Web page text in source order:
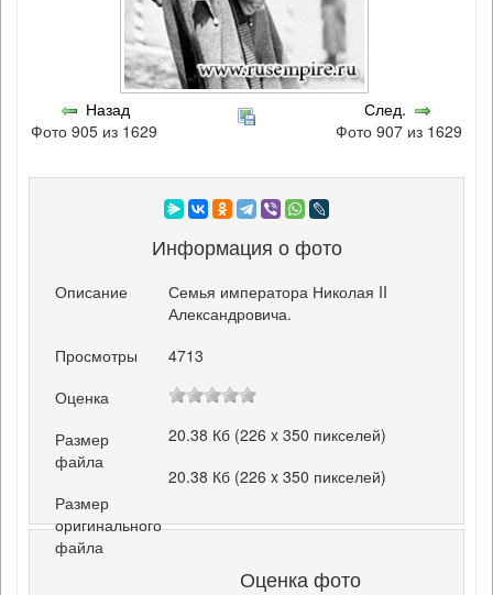
Назад
Фото 905 из 1629
След.
Фото 907 из 1629
Информация о фото
Описание
Семья императора Николая II
Александровича.
Просмотры
4713
Оценка
Размер
файла
20.38 Кб (226 x 350 пикселей)
Размер
оригинального
файла
20.38 Кб (226 x 350 пикселей)
Оценка фото